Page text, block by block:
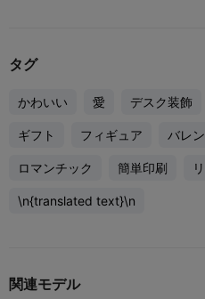
タグ
かわいい 愛 デスク装飾
ギフト フィギュア バレ
ロマンチック 簡単印刷
\n{translated text}\n
関連モデル